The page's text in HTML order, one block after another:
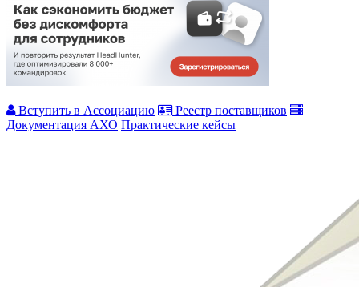
Вступить в Ассоциацию
Реестр поставщиков
Документация АХО Практические кейсы